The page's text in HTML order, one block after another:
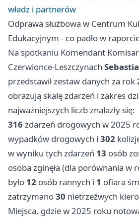
władz i partnerów
Odprawa służbowa w Centrum
Edukacyjnym - co padło w
Na spotkaniu Komendant
Czerwionce-Leszczynach
przedstawił zestaw danych za rok
obrazują skalę zdarzeń i zakres
najważniejszych liczb znalazły się:
316 zdarzeń drogowych w 2025
wypadków drogowych i 302
w wyniku tych zdarzeń 13 osób
osoba zginęła (dla porównania w
było 12 osób rannych i 1 ofiara
zatrzymano30 nietrzeźwych
Miejsca, gdzie w 2025 roku